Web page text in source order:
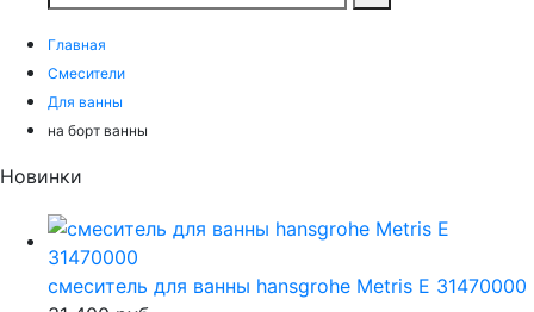
Главная
Смесители
Для ванны
на борт ванны
Новинки
смеситель для ванны hansgrohe Metris E 31470000